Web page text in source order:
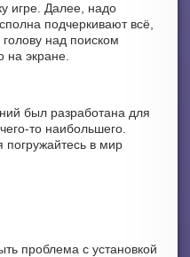
игре. Далее, надо
подчеркивают всё,
над поиском
на экране.
был разработана для
то наибольшего.
погружайтесь в мир
проблема с установкой